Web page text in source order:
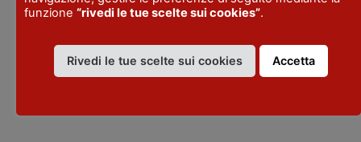
EMAIL
TELEFONO
+39 0523 870997
funzione “rivedi le tue scelte sui cookies”.
Rivedi le tue scelte sui cookies Accetta